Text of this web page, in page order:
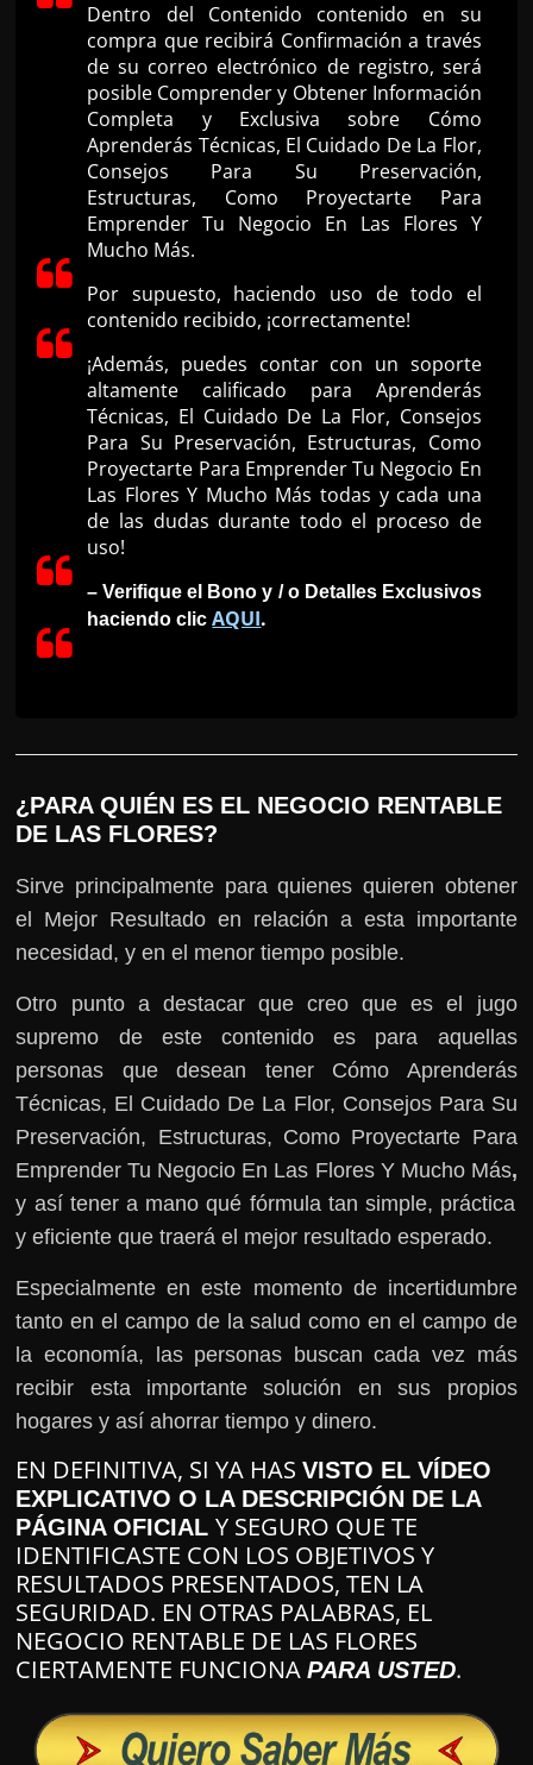
Dentro del Contenido contenido en su
compra que recibirá Confirmación a través
de su correo electrónico de registro, será
posible Comprender y Obtener Información
Completa y Exclusiva sobre Cómo
Aprenderás Técnicas, El Cuidado De La Flor,
Consejos Para Su Preservación,
Estructuras, Como Proyectarte Para
Emprender Tu Negocio En Las Flores Y
Mucho Más.
Por supuesto, haciendo uso de todo el
contenido recibido, ¡correctamente!
¡Además, puedes contar con un soporte
altamente calificado para Aprenderás
Técnicas, El Cuidado De La Flor, Consejos
Para Su Preservación, Estructuras, Como
Proyectarte Para Emprender Tu Negocio En
Las Flores Y Mucho Más todas y cada una
de las dudas durante todo el proceso de
uso!
– Verifique el Bono y / o Detalles Exclusivos
haciendo clic AQUI.
¿PARA QUIÉN ES EL NEGOCIO RENTABLE
DE LAS FLORES?
Sirve principalmente para quienes quieren obtener
el Mejor Resultado en relación a esta importante
necesidad, y en el menor tiempo posible.
Otro punto a destacar que creo que es el jugo
supremo de este contenido es para aquellas
personas que desean tener Cómo Aprenderás
Técnicas, El Cuidado De La Flor, Consejos Para Su
Preservación, Estructuras, Como Proyectarte Para
Emprender Tu Negocio En Las Flores Y Mucho Más,
y así tener a mano qué fórmula tan simple, práctica
y eficiente que traerá el mejor resultado esperado.
Especialmente en este momento de incertidumbre
tanto en el campo de la salud como en el campo de
la economía, las personas buscan cada vez más
recibir esta importante solución en sus propios
hogares y así ahorrar tiempo y dinero.
EN DEFINITIVA, SI YA HASVISTO EL VÍDEO
EXPLICATIVO O LA DESCRIPCIÓN DE LA
PÁGINA OFICIALY SEGURO QUE TE
IDENTIFICASTE CON LOS OBJETIVOS Y
RESULTADOS PRESENTADOS, TEN LA
SEGURIDAD. EN OTRAS PALABRAS, EL
NEGOCIO RENTABLE DE LAS FLORES
CIERTAMENTE FUNCIONAPARA USTED.